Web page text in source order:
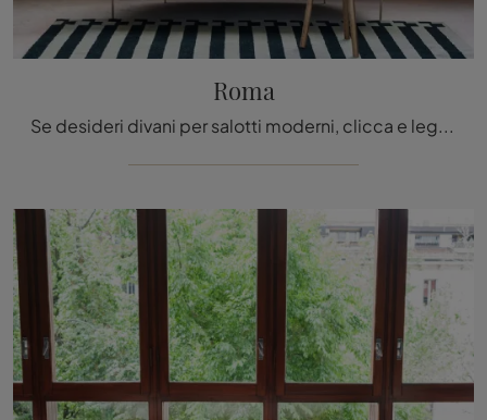
Roma
Se desideri divani per salotti moderni, clicca e leggi di più sul modello Roma in pelle dell'azienda Tacchini.